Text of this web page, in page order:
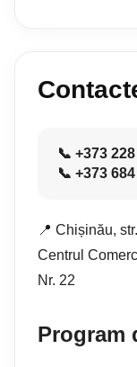
📞 +373
📞 +373
📍 Chișinău,
Centrul
Nr. 22
Program